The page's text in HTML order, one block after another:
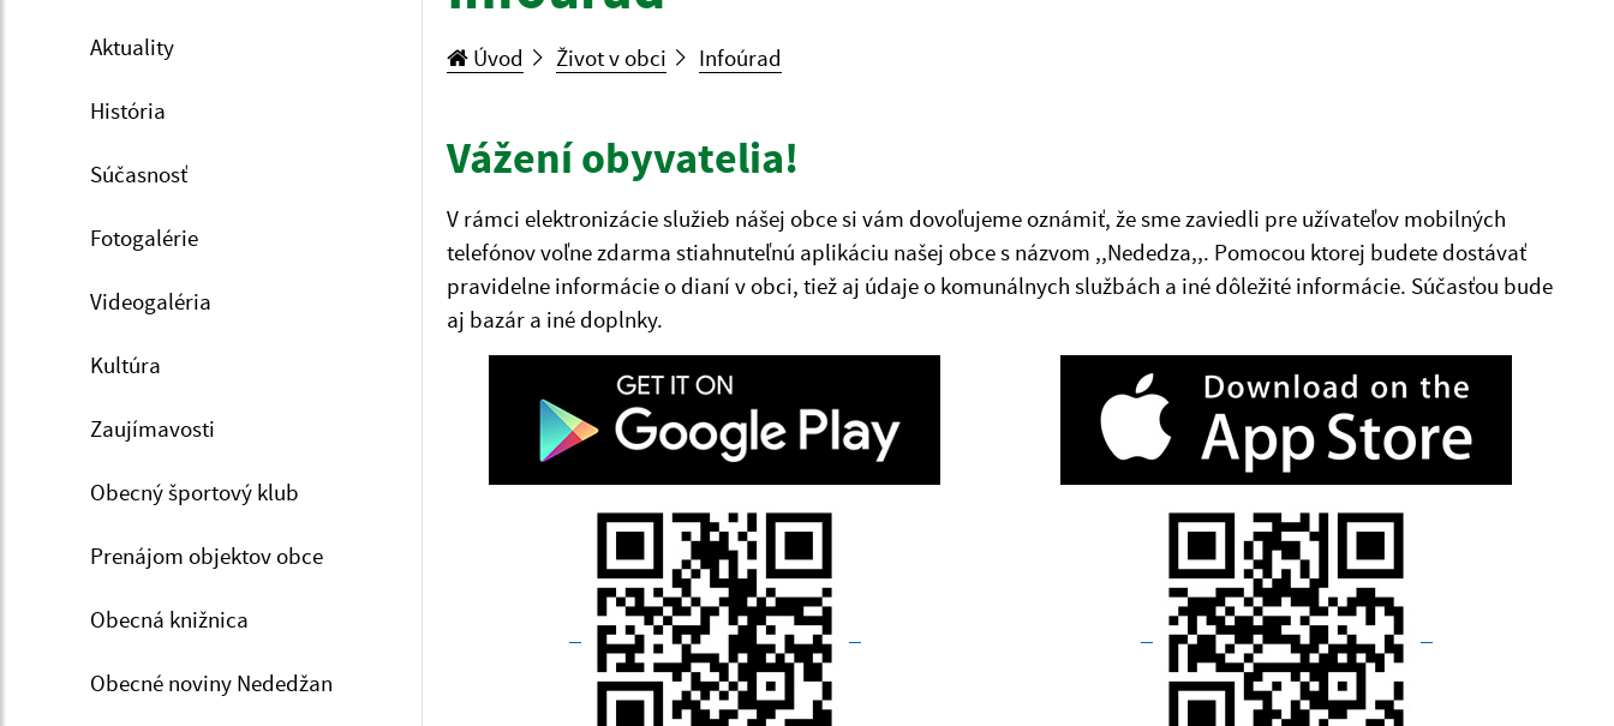
Aktuality
História
Súčasnosť
Fotogalérie
Videogaléria
Kultúra
Zaujímavosti
Obecný športový klub
Prenájom objektov obce
Obecná knižnica
Obecné noviny Nededžan
Úvod Život v obci Infoúrad
Vážení obyvatelia!
V rámci elektronizácie služieb nášej obce si vám dovoľujeme oznámiť, že sme zaviedli pre užívateľov mobilných
telefónov voľne zdarma stiahnuteľnú aplikáciu našej obce s názvom ,,Nededza,,. Pomocou ktorej budete dostávať
pravidelne informácie o dianí v obci, tiež aj údaje o komunálnych službách a iné dôležité informácie. Súčasťou bude
aj bazár a iné doplnky.